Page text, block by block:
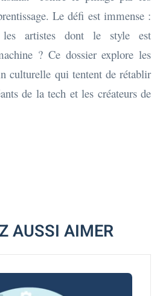
Le défi est immense :
les artistes dont le style est
? Ce dossier explore les
culturelle qui tentent de rétablir
de la tech et les créateurs de
AUSSI AIMER